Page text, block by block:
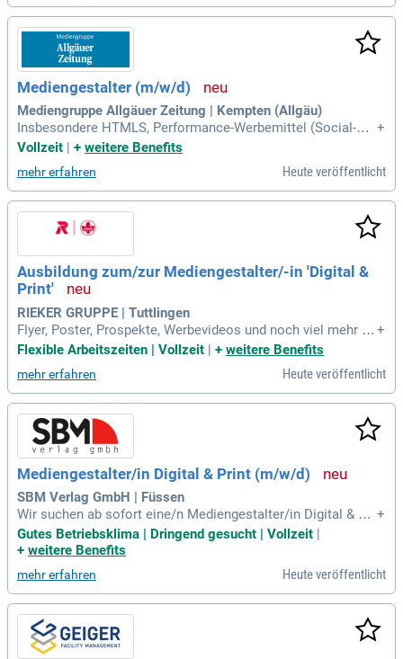
Mediengestalter (m/w/d)
Mediengruppe Allgäuer Zeitung | Kempten (Allgäu)
Insbesondere HTMLS, Performance-Werbemittel (Social-Me
dia, Google, etc.): Das bringst du mit: Abgeschlossene Ausb
fikdesign oder eine vergleichbare Qualifikation, mit Berufser
fahrung; Sicherer
+
Vollzeit
+ weitere Benefits
mehr erfahren Heute veröffentlicht
Ausbildung zum/zur Mediengestalter/-in 'Digital &
Print'
RIEKER GRUPPE | Tuttlingen
Flyer, Poster, Prospekte, Werbevideos und noch viel mehr wi
rst Du bei uns als Mediengestalter/-in gestalten und konzep
nen und wirst intensiv im Marketing eingesetzt.
+
Flexible Arbeitszeiten | Vollzeit | + weitere Benefits
mehr erfahren Heute veröffentlicht
Mediengestalter/in Digital & Print (m/w/d)
SBM Verlag GmbH | Füssen
Wir suchen ab sofort eine/n Mediengestalter/in Digital & Pri
nt (m/w/d) zur Verstärkung unseres Teams VOR ORT. Deine
Aufgaben: Du gestaltest und realisierst Print- und Digitalme
+
Gutes Betriebsklima | Dringend gesucht | Vollzeit |
+ weitere Benefits
mehr erfahren Heute veröffentlicht